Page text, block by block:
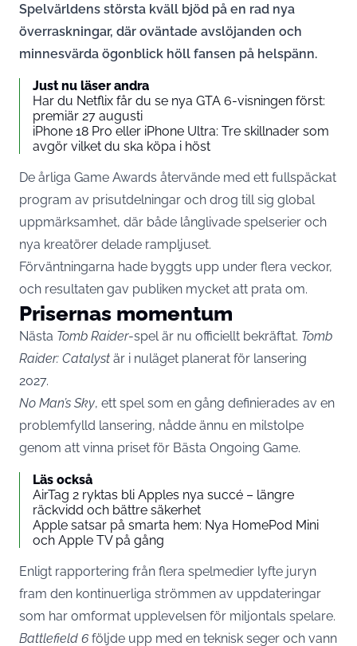
Spelvärldens största kväll bjöd på en rad nya
överraskningar, där oväntade avslöjanden och
minnesvärda ögonblick höll fansen på helspänn.
Just nu läser andra
Har du Netflix får du se nya GTA 6-visningen först:
premiär 27 augusti
iPhone 18 Pro eller iPhone Ultra: Tre skillnader som
avgör vilket du ska köpa i höst
De årliga Game Awards återvände med ett fullspäckat
program av prisutdelningar och drog till sig global
uppmärksamhet, där både långlivade spelserier och
nya kreatörer delade rampljuset.
Förväntningarna hade byggts upp under flera veckor,
och resultaten gav publiken mycket att prata om.
Prisernas momentum
Nästa Tomb Raider-spel är nu officiellt bekräftat. Tomb
Raider: Catalyst är i nuläget planerat för lansering
2027.
No Man’s Sky, ett spel som en gång definierades av en
problemfylld lansering, nådde ännu en milstolpe
genom att vinna priset för Bästa Ongoing Game.
Läs också
AirTag 2 ryktas bli Apples nya succé – längre
räckvidd och bättre säkerhet
Apple satsar på smarta hem: Nya HomePod Mini
och Apple TV på gång
Enligt rapportering från flera spelmedier lyfte juryn
fram den kontinuerliga strömmen av uppdateringar
som har omformat upplevelsen för miljontals spelare.
Battlefield 6 följde upp med en teknisk seger och vann